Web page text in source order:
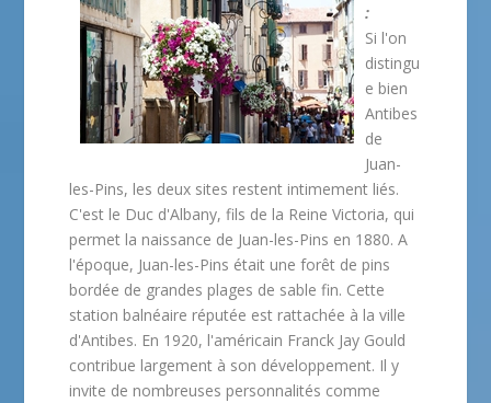
:
Si l'on
distingu
e bien
Antibes
de
Juan-
les-Pins, les deux sites restent intimement liés.
C'est le Duc d'Albany, fils de la Reine Victoria, qui
permet la naissance de Juan-les-Pins en 1880. A
l'époque, Juan-les-Pins était une forêt de pins
bordée de grandes plages de sable fin. Cette
station balnéaire réputée est rattachée à la ville
d'Antibes. En 1920, l'américain Franck Jay Gould
contribue largement à son développement. Il y
invite de nombreuses personnalités comme